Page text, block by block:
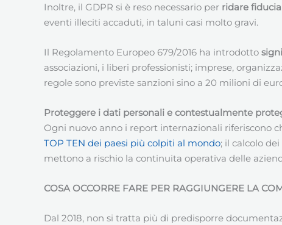
Inoltre, il GDPR si è reso necessario per ridare
eventi illeciti accaduti, in taluni casi molto gravi.
Il Regolamento Europeo 679/2016 ha introdotto
associazioni, i liberi professionisti; imprese,
regole sono previste sanzioni sino a 20 milioni di
Proteggere i dati personali e contestualmente
Ogni nuovo anno i report internazionali riferiscono
TOP TEN dei paesi più colpiti al mondo; il calcolo
mettono a rischio la continuita operativa delle
COSA OCCORRE FARE PER RAGGIUNGERE LA
Dal 2018, non si tratta più di predisporre